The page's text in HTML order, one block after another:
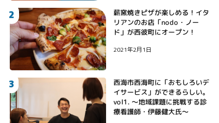
2 薪窯焼きピザが楽しめる！イタ
リアンのお店「nodo・ノー
ド」が西彼町にオープン！
2021年2月1日
3
西海市西海町に「おもしろいデ
イサービス」ができるらしい。
vol1. 〜地域課題に挑戦する診
療看護師・伊藤健大氏〜